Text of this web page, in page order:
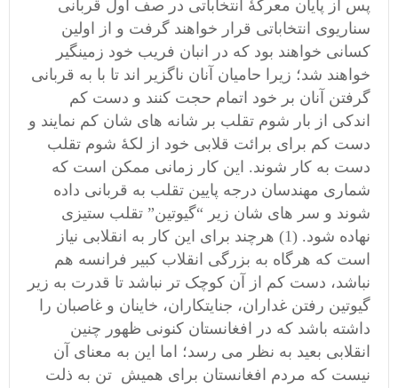
پس از پایان معرکۀ انتخاباتی در صف اول قربانی
سناریوی انتخاباتی قرار خواهند گرفت و از اولین
کسانی خواهند بود که در انبان فریب خود زمینگیر
خواهند شد؛ زیرا حامیان آنان ناگزیر اند تا با به قربانی
گرفتن آنان بر خود اتمام حجت کنند و دست کم
اندکی از بار شوم تقلب بر شانه های شان کم نمایند و
دست کم برای برائت قلابی خود از لکۀ شوم تقلب
دست به کار شوند. این کار زمانی ممکن است که
شماری مهندسان درجه پایین تقلب به قربانی داده
شوند و سر های شان زیر “گیوتین” تقلب ستیزی
نهاده شود. (1) هرچند برای این کار به انقلابی نیاز
است که هرگاه به بزرگی انقلاب کبیر فرانسه هم
نباشد، دست کم از آن کوچک تر نباشد تا قدرت به زیر
گیوتین رفتن غداران، جنایتکاران، خاینان و غاصبان را
داشته باشد که در افغانستان کنونی ظهور چنین
انقلابی بعید به نظر می رسد؛ اما این به معنای آن
نیست که مردم افغانستان برای همیش تن به ذلت